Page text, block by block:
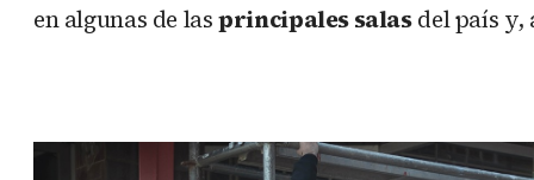
en algunas de lasprincipales salasdel país y,